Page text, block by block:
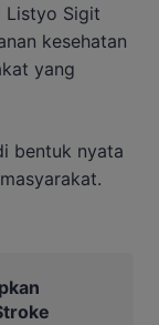
Listyo Sigit
kesehatan
yang
bentuk nyata